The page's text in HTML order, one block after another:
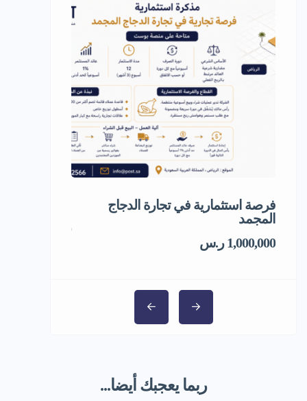
فرصة استثمارية في تجارة الدجاج
المجمد
1,000,000 ر.س
ربما يعجبك أيضا...